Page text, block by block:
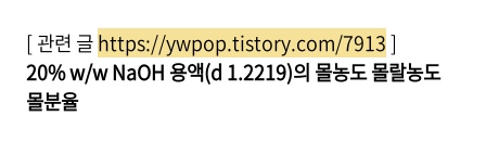
[ 관련 글https://ywpop.tistory.com/7913]
20% w/w NaOH 용액(d 1.2219)의 몰농도 몰랄농도
몰분율